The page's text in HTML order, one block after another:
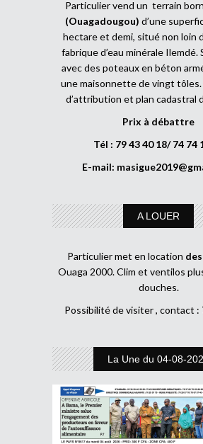
Particulier vend un terrain
(Ouagadougou) d’une
hectare et demi, situé non loin
fabrique d’eau minérale Ilemdé.
avec des poteaux en béton
une maisonnette de vingt
d’attribution et plan cadastral
Prix à débattre
Tél : 79 43 40 18/ 74 74
E-mail:
A LOUER
Particulier met en location
Ouaga 2000. Clim et ventilos
douches.
Possibilité de visiter , contact :
La Une du 04-08-